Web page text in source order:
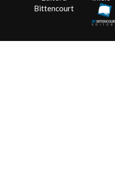
Bittencourt